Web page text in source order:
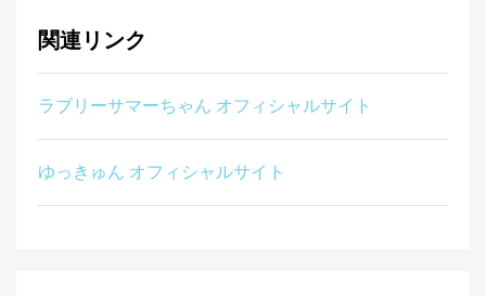
関連リンク
ラブリーサマーちゃん オフィシャルサイト
ゆっきゅん オフィシャルサイト